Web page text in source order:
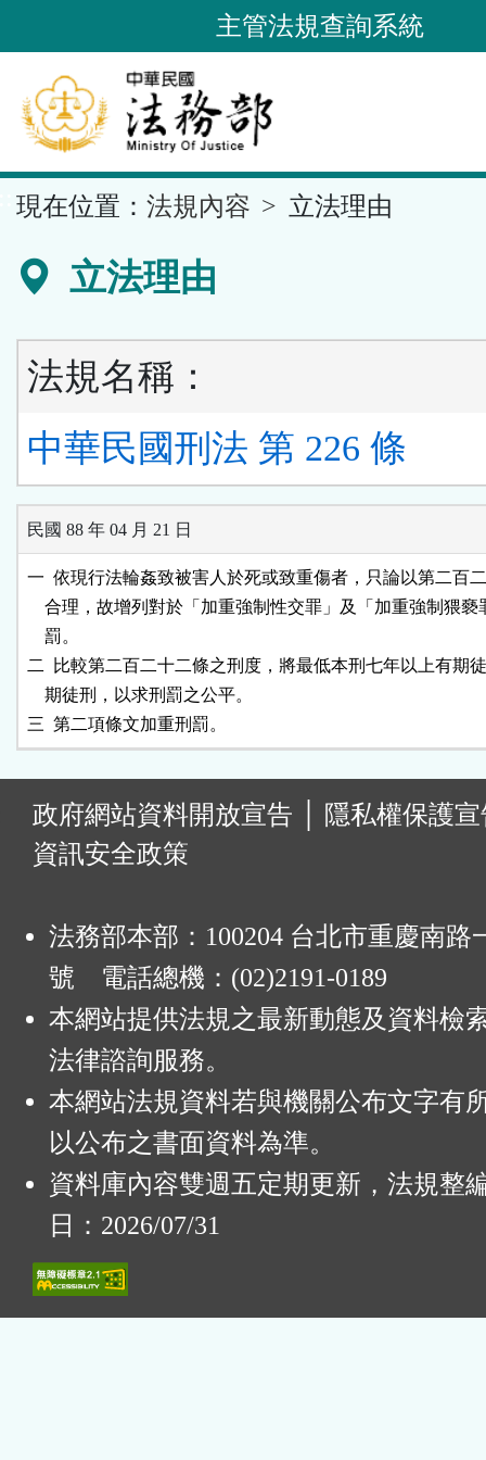
到
要
內
容
區
主管法規查詢系統
現在位置： 法規內容 立法理由
立法理由
法規名稱：
中華民國刑法 第 226 條
民國 88 年 04 月 21 日
一  依現行法輪姦致被害人於死或致重傷者，只論以第二百
合理，故增列對於「加重強制性交罪」及「加重強制猥
    罰。
二  比較第二百二十二條之刑度，將最低本刑七年以上有期
    期徒刑，以求刑罰之公平。
政府網站資料開放宣告
隱私權保護
資訊安全政策
法務部本部：100204 台北市重慶南路
號 電話總機：(02)2191-0189
本網站提供法規之最新動態及資料檢
法律諮詢服務。
本網站法規資料若與機關公布文字有
以公布之書面資料為準。
資料庫內容雙週五定期更新，法規整
日：2026/07/31